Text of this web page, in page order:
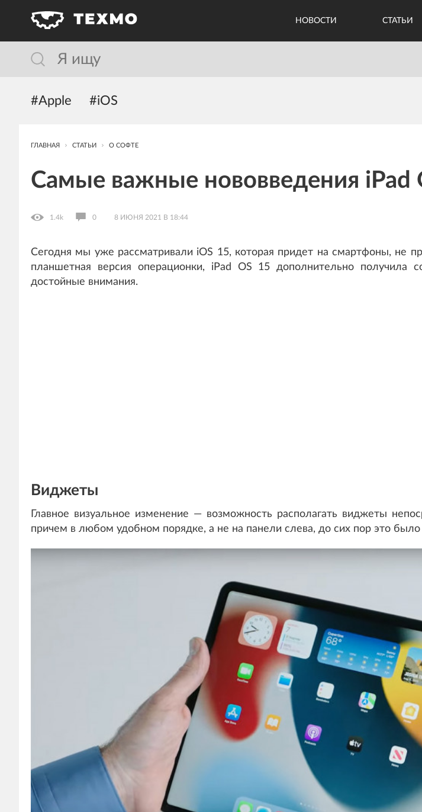
НОВОСТИ СТАТЬИ
#Apple #iOS
ГЛАВНАЯ СТАТЬИ О СОФТЕ
Самые важные нововведения iPad
1.4k 0 8 ИЮНЯ 2021 В 18:44
Сегодня мы уже рассматривали iOS 15, которая придет на смартфоны, не
планшетная версия операционки, iPad OS 15 дополнительно получила
достойные внимания.
Виджеты
Главное визуальное изменение — возможность располагать виджеты
причем в любом удобном порядке, а не на панели слева, до сих пор это было